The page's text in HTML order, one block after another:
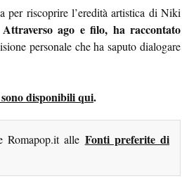
per riscoprire l’eredità artistica di Niki
Attraverso ago e filo, ha raccontato
personale che ha saputo dialogare
disponibili qui.
Romapop.it alle Fonti preferite di